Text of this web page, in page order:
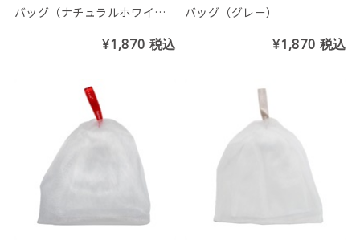
バッグ（ナチュラルホワイ
¥1,870 税込
バッグ（グレー）
¥1,870 税込